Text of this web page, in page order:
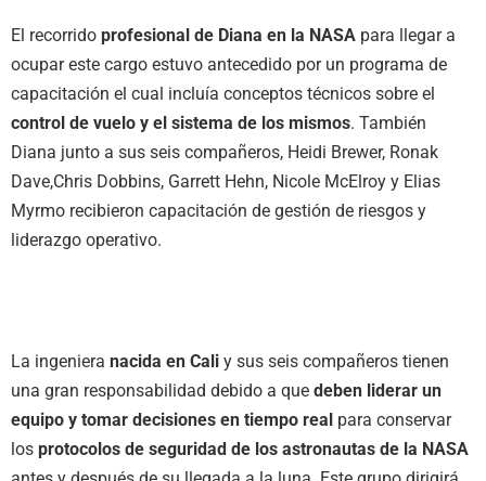
El recorrido profesional de Diana en la NASA para llegar a
ocupar este cargo estuvo antecedido por un programa de
capacitación el cual incluía conceptos técnicos sobre el
control de vuelo y el sistema de los mismos. También
Diana junto a sus seis compañeros, Heidi Brewer, Ronak
Dave,Chris Dobbins, Garrett Hehn, Nicole McElroy y Elias
Myrmo recibieron capacitación de gestión de riesgos y
liderazgo operativo.
La ingeniera nacida en Cali y sus seis compañeros tienen
una gran responsabilidad debido a que deben liderar un
equipo y tomar decisiones en tiempo real para conservar
los protocolos de seguridad de los astronautas de la NASA